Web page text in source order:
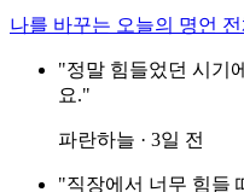
나를 바꾸는 오늘의 명언 전
"정말 힘들었던 시기
요."
파란하늘 · 3일 전
"직장에서 너무 힘들